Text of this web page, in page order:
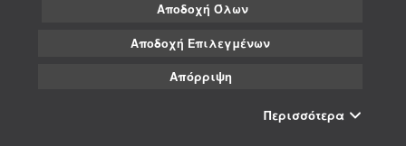
Αποδοχή Όλων
Αποδοχή Επιλεγμένων
Απόρριψη
Περισσότερα